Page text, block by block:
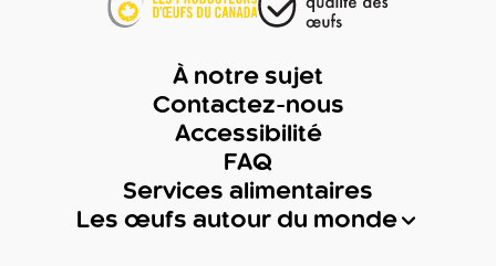
À notre sujet
Contactez-nous
Accessibilité
FAQ
Services alimentaires
Les œufs autour du monde